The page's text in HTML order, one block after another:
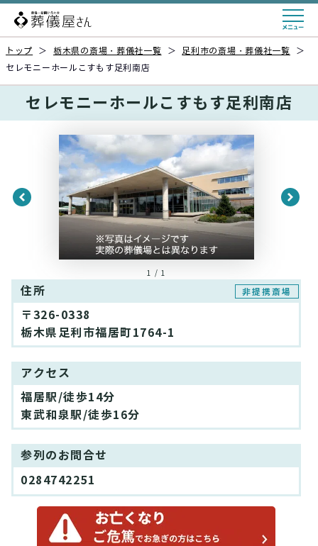
トップ ＞ 栃木県の斎場・葬儀社一覧 ＞ 足利市の斎場・葬儀社一覧
＞
セレモニーホールこすもす足利南店
セレモニーホールこすもす足利南店
1 / 1
住所 非提携斎場
〒326-0338
栃木県足利市福居町1764-1
アクセス
福居駅/徒歩14分
東武和泉駅/徒歩16分
参列のお問合せ
0284742251